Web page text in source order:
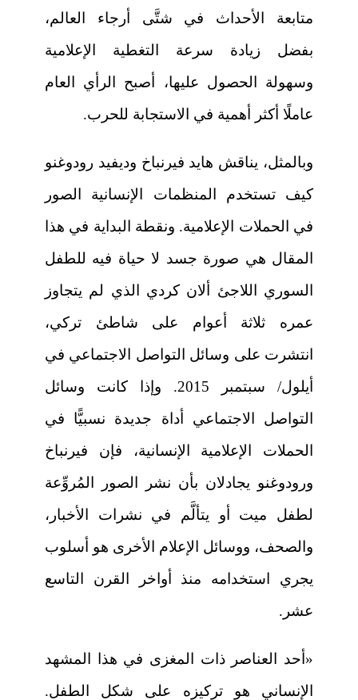
متابعة الأحداث في شتَّى أرجاء العالم،
بفضل زيادة سرعة التغطية الإعلامية
وسهولة الحصول عليها، أصبح الرأي العام
عاملًا أكثر أهمية في الاستجابة للحرب.
وبالمثل، يناقش هايد فيرنباخ وديفيد رودوغنو
كيف تستخدم المنظمات الإنسانية الصور
في الحملات الإعلامية. ونقطة البداية في هذا
المقال هي صورة جسد لا حياة فيه للطفل
السوري اللاجئ ألان كردي الذي لم يتجاوز
عمره ثلاثة أعوام على شاطئ تركي،
انتشرت على وسائل التواصل الاجتماعي في
أيلول/ سبتمبر 2015. وإذا كانت وسائل
التواصل الاجتماعي أداة جديدة نسبيًّا في
الحملات الإعلامية الإنسانية، فإن فيرنباخ
ورودوغنو يجادلان بأن نشر الصور المُروِّعة
لطفل ميت أو يتألَّم في نشرات الأخبار،
والصحف، ووسائل الإعلام الأخرى هو أسلوب
يجري استخدامه منذ أواخر القرن التاسع
عشر.
«أحد العناصر ذات المغزى في هذا المشهد
الإنساني هو تركيزه على شكل الطفل.